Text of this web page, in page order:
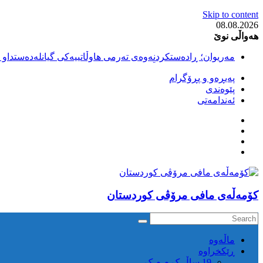
Skip to content
08.08.2026
هەواڵی نوێ
مەریوان؛ ڕادەستکردنەوەی تەرمی هاوڵاتییەکی
سەقز؛ دەسبەسەری دوو گەنج لەلایەن هێزە ئەمنییەکانی
کوژرانی هاوڵاتییەکی خەڵکی سەردەشت لە کاتی کۆڵبەری لە
مەریوان و ڕوانسەر؛ کوژرانی دوو هاوڵاتی لە کاتی
پەیڕەو و پڕۆگرام
پێوەندی
ئەندامەتی
كۆمه‌ڵه‌ی مافی مرۆڤی کوردستان
ماڵه‌وه‌
ڕێکخراوە